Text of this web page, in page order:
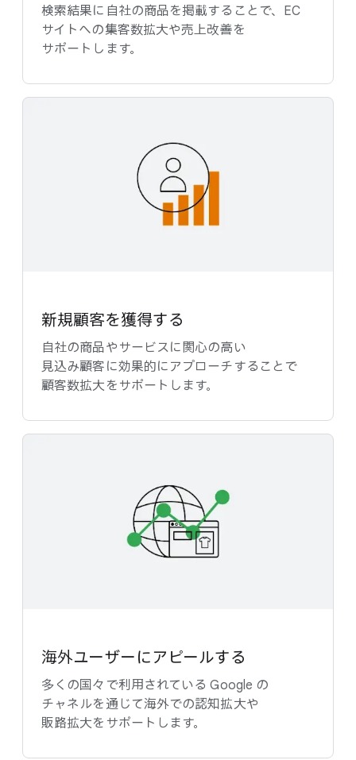
検索結果に​自社の​商品を​掲載する​ことで、​EC
サイトへの​集客数拡大や売上改善を​
サポートします。
新規顧客を​獲得する
自社の​商品や​サービスに​関心の​高い​
見込み顧客に​効果的に​アプローチする​ことで​
顧客数拡大を​サポートします。
海外ユーザーに​アピールする
多くの​国々で​利用されている Google の​
チャネルを​通じて​海外での​認知拡大や​
販路拡大を​サポートします。